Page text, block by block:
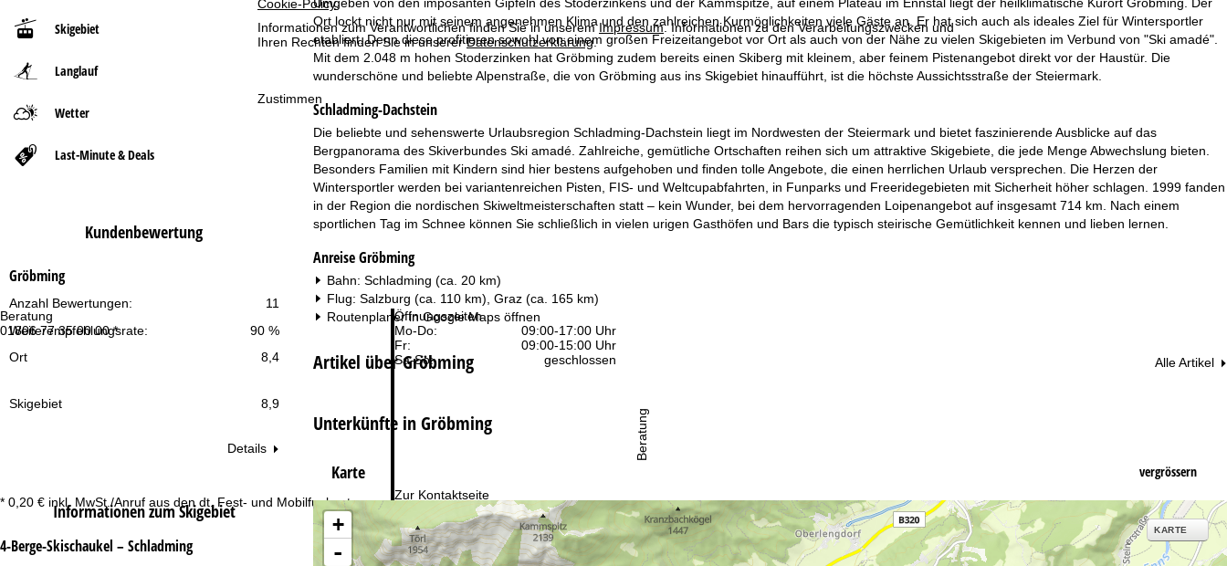
Cookie-Policy.
Informationen zum Verantwortlichen finden Sie in unseremImpressum. Informationen zu den Verarbeitungszwecken und
Ihren Rechten finden Sie in unsererDatenschutzerklärung.
Zustimmen
Beratung
01806 77 35 00 00 *
* 0,20 € inkl. MwSt./Anruf aus den dt. Fest- und Mobilfunknetzen
Öffnungszeiten
Mo-Do:
09:00-17:00 Uhr
Fr:
09:00-15:00 Uhr
Sa-So:
geschlossen
Zur Kontaktseite
Beratung
Skigebiet
Langlauf
Wetter
Last-Minute & Deals
Kundenbewertung
Gröbming
11
Anzahl Bewertungen:
90 %
Weiterempfehlungsrate:
Ort
8,4
Skigebiet 8,9
Details
Informationen zum Skigebiet
4-Berge-Skischaukel – Schladming
t
s
e
t
e
Ort lockt nicht nur mit seinem angenehmen Klima und den zahlreichen Kurmöglichkeiten viele Gäste an. Er hat sich auch als ideales Ziel für Wintersportler
etabliert. Denn diese profitieren sowohl von einem großen Freizeitangebot vor Ort als auch von der Nähe zu vielen Skigebieten im Verbund von "Ski amadé".
Mit dem 2.048 m hohen Stoderzinken hat Gröbming zudem bereits einen Skiberg mit kleinem, aber feinem Pistenangebot direkt vor der Haustür. Die
wunderschöne und beliebte Alpenstraße, die von Gröbming aus ins Skigebiet hinaufführt, ist die höchste Aussichtsstraße der Steiermark.
Schladming-Dachstein
Die beliebte und sehenswerte Urlaubsregion Schladming-Dachstein liegt im Nordwesten der Steiermark und bietet faszinierende Ausblicke auf das
Bergpanorama des Skiverbundes Ski amadé. Zahlreiche, gemütliche Ortschaften reihen sich um attraktive Skigebiete, die jede Menge Abwechslung bieten.
Besonders Familien mit Kindern sind hier bestens aufgehoben und finden tolle Angebote, die einen herrlichen Urlaub versprechen. Die Herzen der
Wintersportler werden bei variantenreichen Pisten, FIS- und Weltcupabfahrten, in Funparks und Freeridegebieten mit Sicherheit höher schlagen. 1999 fanden
in der Region die nordischen Skiweltmeisterschaften statt – kein Wunder, bei dem hervorragenden Loipenangebot auf insgesamt 714 km. Nach einem
sportlichen Tag im Schnee können Sie schließlich in vielen urigen Gasthöfen und Bars die typisch steirische Gemütlichkeit kennen und lieben lernen.
Anreise Gröbming
Bahn: Schladming (ca. 20 km)
Flug: Salzburg (ca. 110 km), Graz (ca. 165 km)
Routenplaner inGoogle Mapsöffnen
Artikel über Gröbming Alle Artikel
Unterkünfte in Gröbming
Karte vergrössern
+
-
KARTE